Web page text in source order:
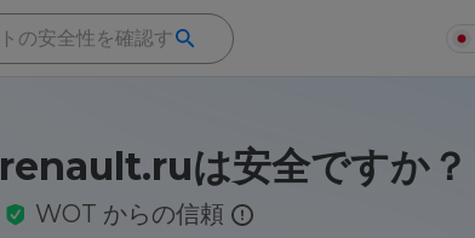
renault.ruは安全ですか？
WOT からの信頼